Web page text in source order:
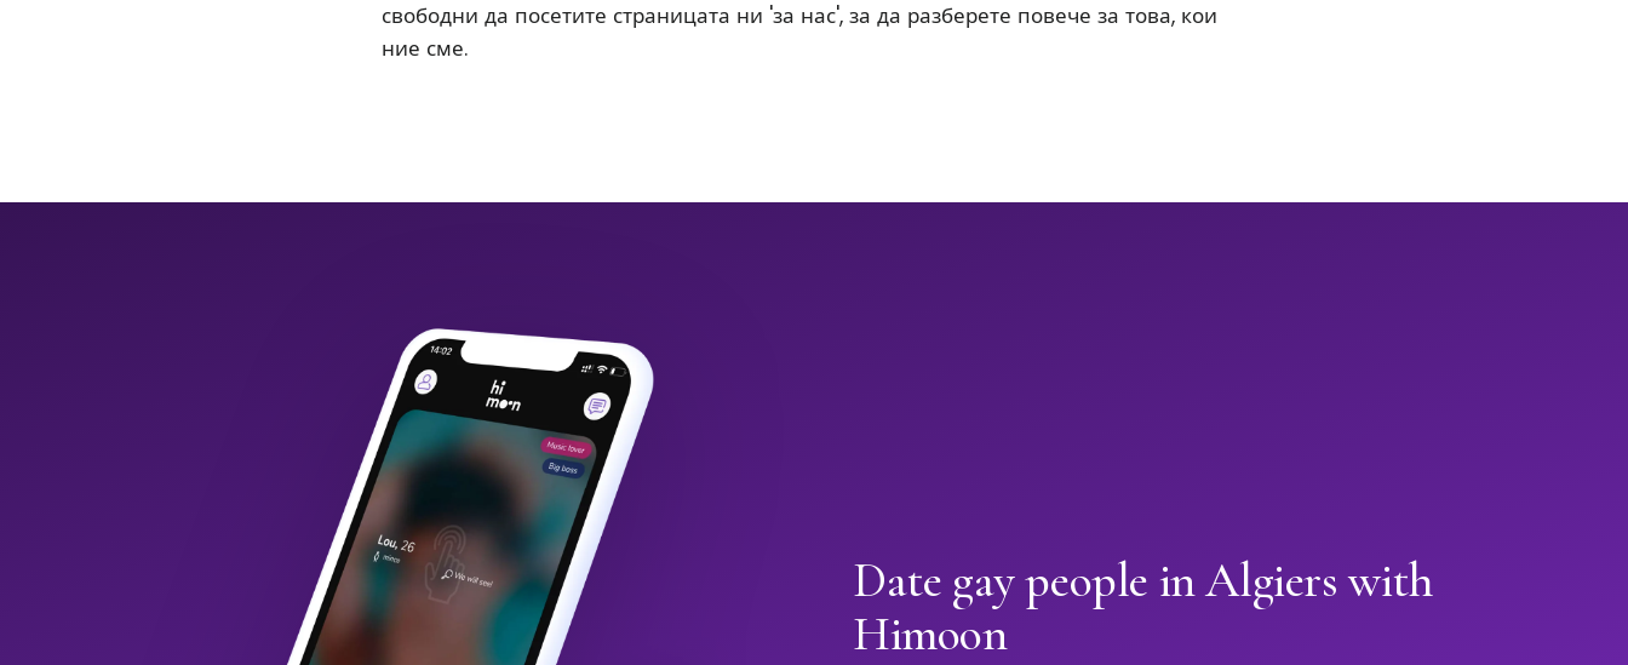
свободни да посетите страницата ни 'за нас', за да разберете повече за това, кои
ние сме.
Date gay people in Algiers with
Himoon